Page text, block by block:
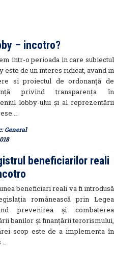
– incotro?
intr-o perioada in care subiectul
este de un interes ridicat, avand in
si proiectul de ordonanță de
privind transparența în
lobby-ului și al reprezentării
…
General
beneficiarilor reali
beneficiari reali va fi introdusă
românească prin Legea
prevenirea și combaterea
banilor și finanțării terorismului,
scop este de a implementa în
…